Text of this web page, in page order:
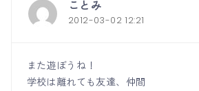
ことみ
2012-03-02 12:21
また遊ぼうね！
学校は離れても友達、仲間